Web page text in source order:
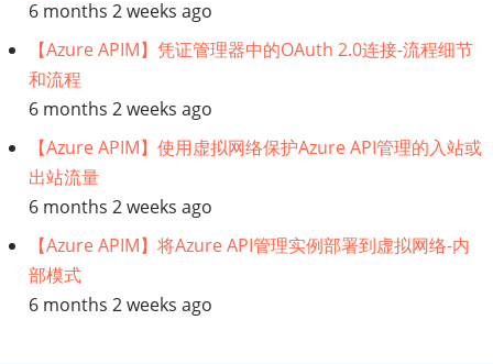
6 months 2 weeks ago
【Azure APIM】凭证管理器中的OAuth 2.0连接-流程细节
和流程
6 months 2 weeks ago
【Azure APIM】使用虚拟网络保护Azure API管理的入站或
出站流量
6 months 2 weeks ago
【Azure APIM】将Azure API管理实例部署到虚拟网络-内
部模式
6 months 2 weeks ago